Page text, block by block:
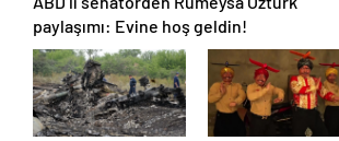
paylaşımı: Evine hoş geldin!